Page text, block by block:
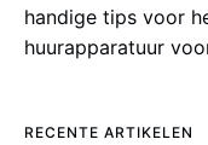
handige tips voor
huurapparatuur
RECENTE ARTIKELEN